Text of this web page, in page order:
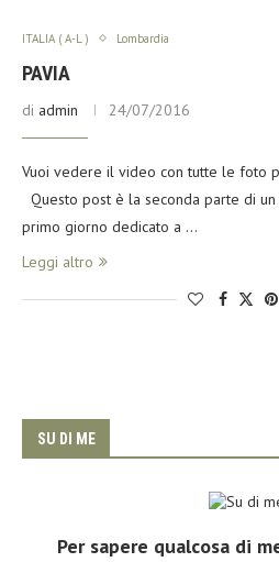
ITALIA ( A-L ) Lombardia
PAVIA
di admin 24/07/2016
Vuoi vedere il video con tutte le foto
Questo post è la seconda parte di
primo giorno dedicato a …
Leggi altro
SU DI ME
Per sapere qualcosa di